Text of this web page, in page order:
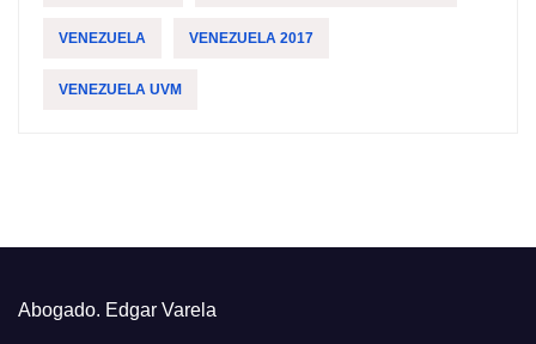
VENEZUELA VENEZUELA 2017
VENEZUELA UVM
Abogado. Edgar Varela